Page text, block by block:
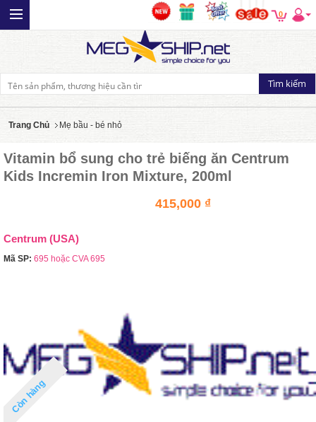
0
Trang Chủ Mẹ bầu - bé nhỏ
Vitamin bổ sung cho trẻ biếng ăn Centrum
Kids Incremin Iron Mixture, 200ml
415,000 ₫
Centrum (USA)
Mã SP: 695 hoặc CVA 695
Còn hàng